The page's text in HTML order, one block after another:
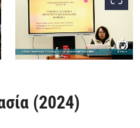
(2024)